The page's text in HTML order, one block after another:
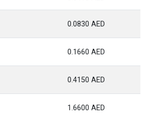
0.0830 AED
0.1660 AED
0.4150 AED
1.6600 AED